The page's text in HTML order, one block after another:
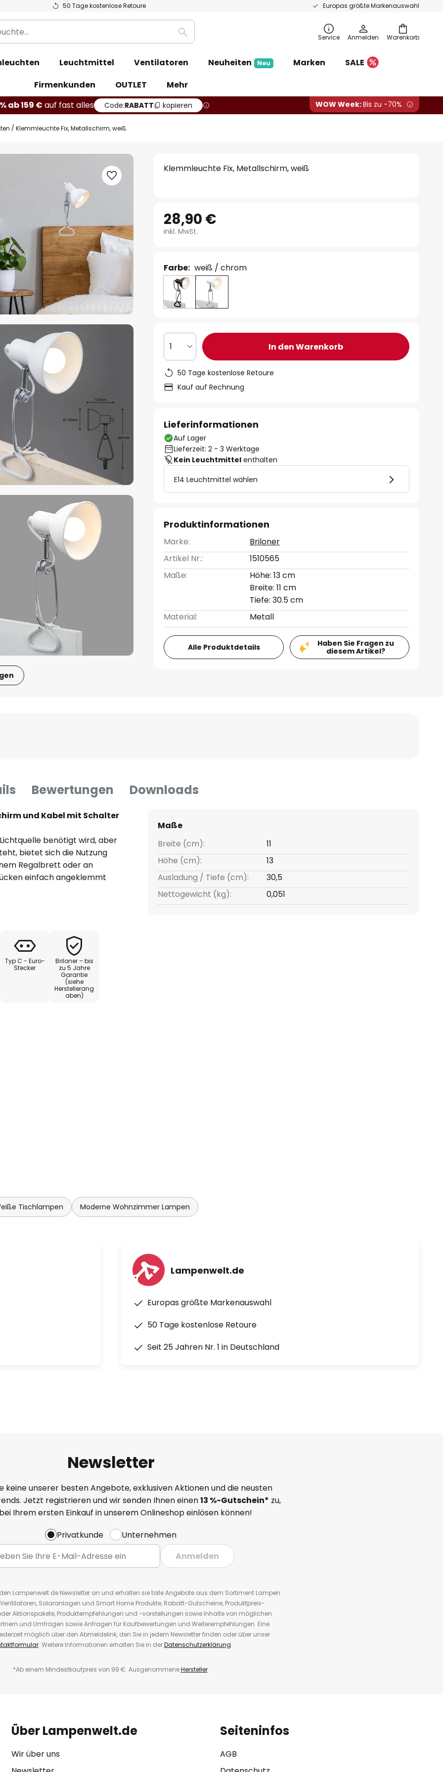
50 Tage kostenlose Retoure Europas größte Markenauswahl
Warenkorb
Suche Service Anmelden
Leuchtmittel Ventilatoren Neuheiten Neu Marken
SALE
Firmenkunden
OUTLET
Mehr
ab 159 € auf fast alles Code:RABATT kopieren WOW Week:Bis zu -70%
Klemmleuchte Fix, Metallschirm, weiß
Klemmleuchte Fix, Metallschirm, weiß
28,90 €
inkl. MwSt.
Farbe: weiß / chrom
1 In den Warenkorb
50 Tage kostenlose Retoure
Kauf auf Rechnung
Lieferinformationen
Auf Lager
Lieferzeit: 2 - 3 Werktage
Kein Leuchtmittel enthalten
E14 Leuchtmittel wählen
Produktinformationen
Marke:
Briloner
Artikel Nr.:
1510565
Maße:
Höhe: 13 cm
Breite: 11 cm
Tiefe: 30.5 cm
Material:
Metall
Alle Produktdetails
Haben Sie Fragen zu
diesem Artikel?
Bewertungen Downloads
und Kabel mit Schalter
benötigt wird, aber
bietet sich die Nutzung
Regalbrett oder an
einfach angeklemmt
mit Stecker ist
(nicht enthalten)
zu lenken.
Typ C - Euro-
Stecker
Briloner – bis
zu 5 Jahre
Garantie
(siehe
Herstellerang
aben)
Maße
Breite (cm):
11
Höhe (cm):
13
Ausladung / Tiefe (cm):
30,5
Nettogewicht (kg):
0,051
Tischlampen Moderne Wohnzimmer Lampen
Lampenwelt.de
Europas größte Markenauswahl
50 Tage kostenlose Retoure
Seit 25 Jahren Nr. 1 in Deutschland
Newsletter
keine unserer besten Angebote, exklusiven Aktionen und die neusten
Jetzt registrieren und wir senden Ihnen einen13 %-Gutschein* zu,
Ihrem ersten Einkauf in unserem Onlineshop einlösen können!
Privatkunde
Unternehmen
Anmelden
Lampenwelt.de Newsletter an und erhalten sie tolle Angebote aus dem Sortiment Lampen
Solaranlagen und Smart Home Produkte, Rabatt-Gutscheine, Produktpreis-
Aktionspakete, Produktempfehlungen und -vorstellungen sowie Inhalte von möglichen
und Umfragen sowie Anfragen für Kaufbewertungen und Weiterempfehlungen. Eine
möglich über den Abmeldelink, den Sie in jedem Newsletter finden oder über unser
. Weitere Informationen erhalten Sie in derDatenschutzerklärung.
*Ab einem Mindestkaufpreis von 99 €. AusgenommeneHersteller.
Über Lampenwelt.de
Wir über uns
Seiteninfos
AGB